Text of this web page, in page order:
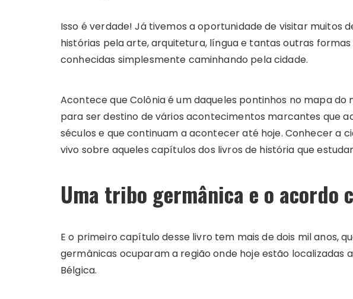
Isso é verdade! Já tivemos a oportunidade de visitar muitos
histórias pela arte, arquitetura, língua e tantas outras
conhecidas simplesmente caminhando pela cidade.
Acontece que Colônia é um daqueles pontinhos no mapa
para ser destino de vários acontecimentos marcantes que
séculos e que continuam a acontecer até hoje. Conhecer a
vivo sobre aqueles capítulos dos livros de história que
Uma tribo germânica e o acordo
E o primeiro capítulo desse livro tem mais de dois mil anos,
germânicas ocuparam a região onde hoje estão localizadas
Bélgica.